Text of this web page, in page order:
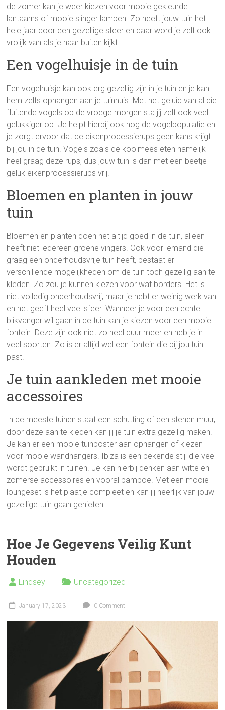
de zomer kan je weer kiezen voor mooie gekleurde
lantaarns of mooie slinger lampen. Zo heeft jouw tuin het
hele jaar door een gezellige sfeer en daar word je zelf ook
vrolijk van als je naar buiten kijkt.
Een vogelhuisje in de tuin
Een vogelhuisje kan ook erg gezellig zijn in je tuin en je kan
hem zelfs ophangen aan je tuinhuis. Met het geluid van al die
fluitende vogels op de vroege morgen sta jij zelf ook veel
gelukkiger op. Je helpt hierbij ook nog de vogelpopulatie en
je zorgt ervoor dat de eikenprocessierups geen kans krijgt
bij jou in de tuin. Vogels zoals de koolmees eten namelijk
heel graag deze rups, dus jouw tuin is dan met een beetje
geluk eikenprocessierups vrij.
Bloemen en planten in jouw
tuin
Bloemen en planten doen het altijd goed in de tuin, alleen
heeft niet iedereen groene vingers. Ook voor iemand die
graag een onderhoudsvrije tuin heeft, bestaat er
verschillende mogelijkheden om de tuin toch gezellig aan te
kleden. Zo zou je kunnen kiezen voor wat borders. Het is
niet volledig onderhoudsvrij, maar je hebt er weinig werk van
en het geeft heel veel sfeer. Wanneer je voor een echte
blikvanger wil gaan in de tuin kan je kiezen voor een mooie
fontein. Deze zijn ook niet zo heel duur meer en heb je in
veel soorten. Zo is er altijd wel een fontein die bij jou tuin
past.
Je tuin aankleden met mooie
accessoires
In de meeste tuinen staat een schutting of een stenen muur,
door deze aan te kleden kan jij je tuin extra gezellig maken.
Je kan er een mooie tuinposter aan ophangen of kiezen
voor mooie wandhangers. Ibiza is een bekende stijl die veel
wordt gebruikt in tuinen. Je kan hierbij denken aan witte en
zomerse accessoires en vooral bamboe. Met een mooie
loungeset is het plaatje compleet en kan jij heerlijk van jouw
gezellige tuin gaan genieten.
Hoe Je Gegevens Veilig Kunt
Houden
Lindsey Uncategorized
January 17, 2023 0 Comment